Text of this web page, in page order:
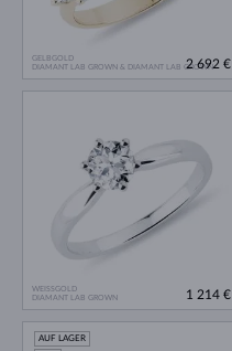
GELBGOLD
DIAMANT LAB GROWN & DIAMANT LAB GROWN
2 692 €
WEISSGOLD
DIAMANT LAB GROWN
1 214 €
AUF LAGER